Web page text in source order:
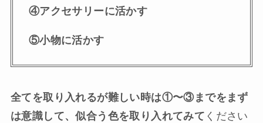
④アクセサリーに活かす
⑤小物に活かす
全てを取り入れるが難しい時は①〜③までをまず
は意識して、似合う色を取り入れてみて ください